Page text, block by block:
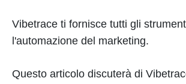
Vibetrace ti fornisce tutti gli
l'automazione del marketing.
Questo articolo discuterà di